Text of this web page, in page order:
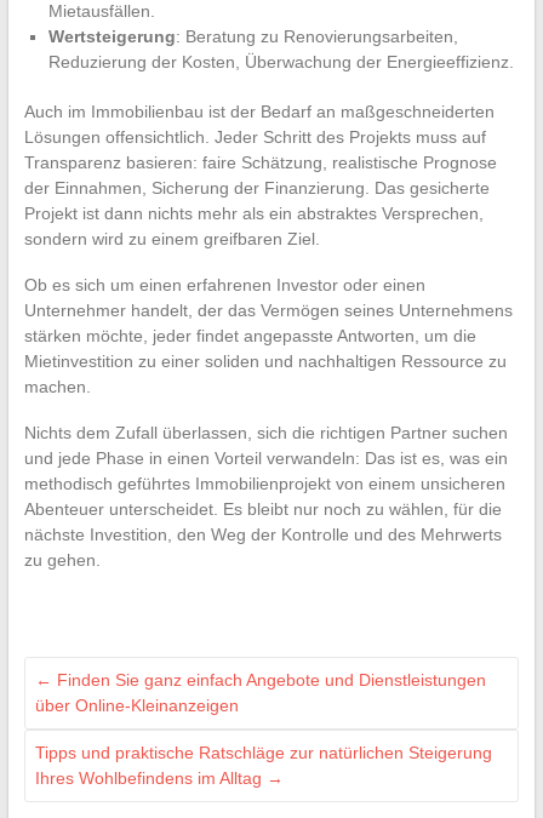
Mietausfällen.
Wertsteigerung: Beratung zu Renovierungsarbeiten,
Reduzierung der Kosten, Überwachung der Energieeffizienz.
Auch im Immobilienbau ist der Bedarf an maßgeschneiderten
Lösungen offensichtlich. Jeder Schritt des Projekts muss auf
Transparenz basieren: faire Schätzung, realistische Prognose
der Einnahmen, Sicherung der Finanzierung. Das gesicherte
Projekt ist dann nichts mehr als ein abstraktes Versprechen,
sondern wird zu einem greifbaren Ziel.
Ob es sich um einen erfahrenen Investor oder einen
Unternehmer handelt, der das Vermögen seines Unternehmens
stärken möchte, jeder findet angepasste Antworten, um die
Mietinvestition zu einer soliden und nachhaltigen Ressource zu
machen.
Nichts dem Zufall überlassen, sich die richtigen Partner suchen
und jede Phase in einen Vorteil verwandeln: Das ist es, was ein
methodisch geführtes Immobilienprojekt von einem unsicheren
Abenteuer unterscheidet. Es bleibt nur noch zu wählen, für die
nächste Investition, den Weg der Kontrolle und des Mehrwerts
zu gehen.
← Finden Sie ganz einfach Angebote und Dienstleistungen
über Online-Kleinanzeigen
Tipps und praktische Ratschläge zur natürlichen Steigerung
Ihres Wohlbefindens im Alltag →